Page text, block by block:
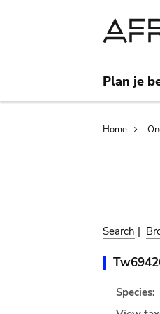
Plan je
Home
Search |
Species: